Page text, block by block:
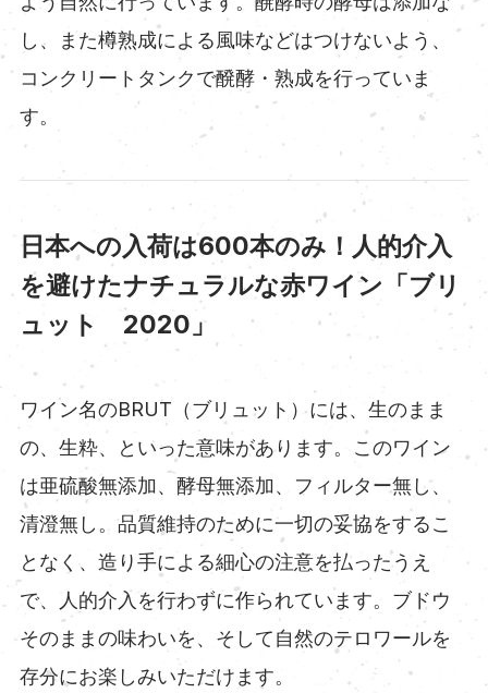
し、また樽熟成による風味などはつけないよう、
コンクリートタンクで醗酵・熟成を行っていま
す。
日本への入荷は600本のみ！人的介入
を避けたナチュラルな赤ワイン「ブリ
ュット 2020」
ワイン名のBRUT（ブリュット）には、生のまま
の、生粋、といった意味があります。このワイン
は亜硫酸無添加、酵母無添加、フィルター無し、
清澄無し。品質維持のために一切の妥協をするこ
となく、造り手による細心の注意を払ったうえ
で、人的介入を行わずに作られています。ブドウ
そのままの味わいを、そして自然のテロワールを
存分にお楽しみいただけます。